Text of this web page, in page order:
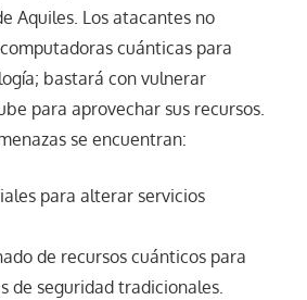
Aquiles. Los atacantes no
cuánticas para
bastará con vulnerar
para aprovechar sus recursos.
se encuentran:
para alterar servicios
de recursos cuánticos para
de seguridad tradicionales.